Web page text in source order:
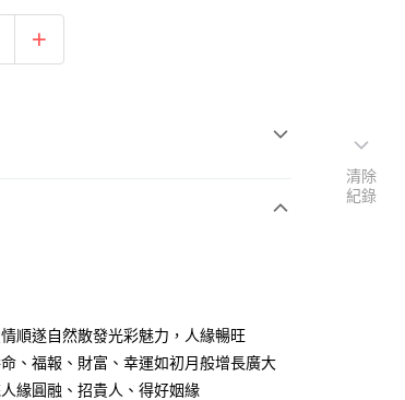
順遂自然散發光彩魅力，人緣暢旺
、福報、財富、幸運如初月般增長廣大
緣圓融、招貴人、得好姻緣
清除
紀錄